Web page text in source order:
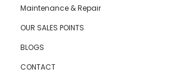
Maintenance & Repair
OUR SALES POINTS
BLOGS
CONTACT